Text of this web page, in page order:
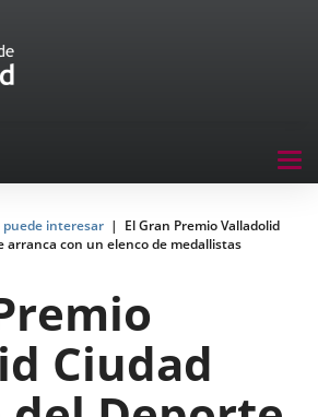
puede interesar
El Gran Premio Valladolid
arranca con un elenco de medallistas
Ciudad